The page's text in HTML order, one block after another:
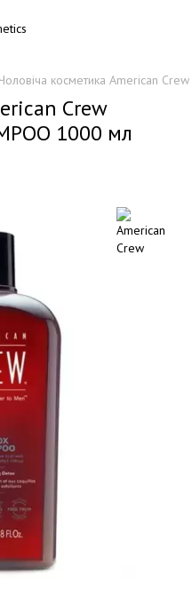
Чоловіча косметика American Crew
Crew
1000 мл